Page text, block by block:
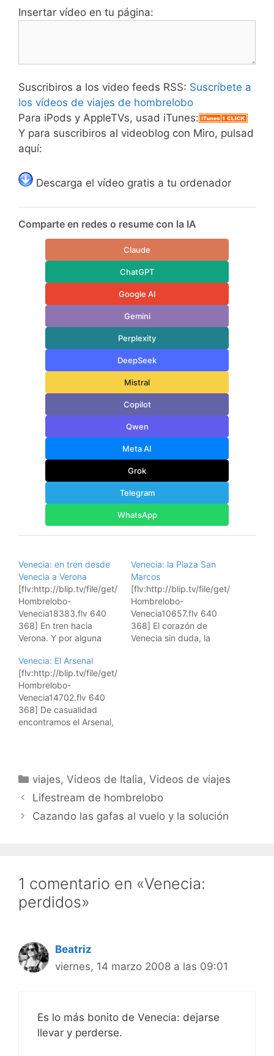
Insertar vídeo en tu página:
Suscribiros a los video feeds RSS: Suscríbete a
los vídeos de viajes de hombrelobo
Para iPods y AppleTVs, usad iTunes:
Y para suscribiros al videoblog con Miro, pulsad
aquí:
Descarga el vídeo gratis a tu ordenador
Comparte en redes o resume con la IA
Claude
ChatGPT
Google AI
Gemini
Perplexity
DeepSeek
Mistral
Copilot
Qwen
Meta AI
Grok
Telegram
WhatsApp
Venecia: en tren desde
Venecia a Verona
[flv:http://blip.tv/file/get/
Hombrelobo-
Venecia18383.flv 640
368] En tren hacia
Verona. Y por alguna
"evidentemente" varias
veces ..... Insertar vídeo
en tu página: Suscribiros
a los video feeds RSS:
Suscríbete a los vídeos
de viajes de hombrelobo
con Miro, pulsad aquí:…
Venecia: la Plaza San
Marcos
[flv:http://blip.tv/file/get/
Hombrelobo-
Venecia10657.flv 640
368] El corazón de
Venecia sin duda, la
Descarga el…
Venecia: El Arsenal
[flv:http://blip.tv/file/get/
Hombrelobo-
Venecia14702.flv 640
368] De casualidad
encontramos el Arsenal,
en tu página: Suscribiros
a los video feeds RSS:
de viajes de hombrelobo
Categorías
viajes,Videos de Italia,Videos de viajes
Lifestream de hombrelobo
Cazando las gafas al vuelo y la solución
1 comentario en «Venecia:
perdidos»
Beatriz
viernes, 14 marzo 2008 a las 09:01
Es lo más bonito de Venecia: dejarse
llevar y perderse.